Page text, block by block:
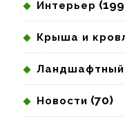
Интерьер
Крыша и
Ландшафтный
Новости (70)